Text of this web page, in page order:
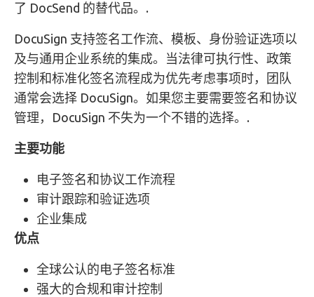
了 DocSend 的替代品。.
DocuSign 支持签名工作流、模板、身份验证选项以
及与通用企业系统的集成。当法律可执行性、政策
控制和标准化签名流程成为优先考虑事项时，团队
通常会选择 DocuSign。如果您主要需要签名和协议
管理，DocuSign 不失为一个不错的选择。.
主要功能
电子签名和协议工作流程
审计跟踪和验证选项
企业集成
优点
全球公认的电子签名标准
强大的合规和审计控制